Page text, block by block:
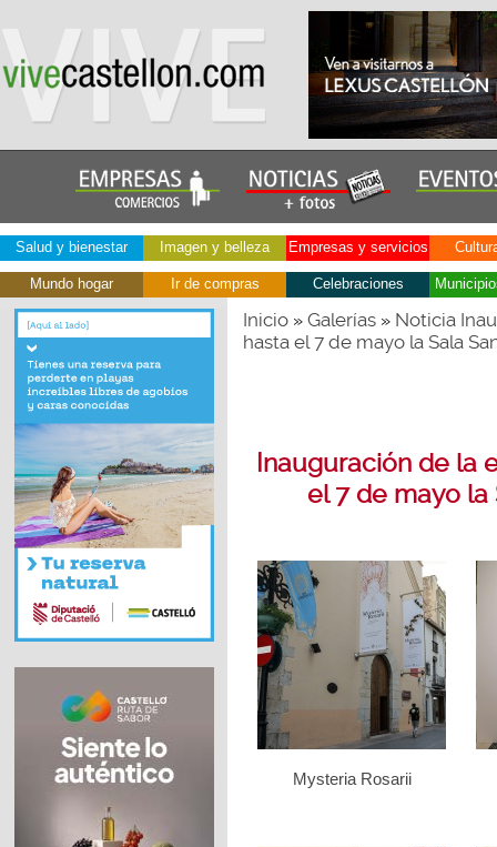
Salud y bienestar Imagen y belleza Empresas y servicios
Mundo hogar Ir de compras Celebraciones
Inicio» Galerías» Noticia
hasta el 7 de mayo la Sala
Inauguración de la
el 7 de mayo la
Mysteria Rosarii